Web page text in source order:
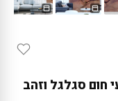
חום סגלגל וזהב